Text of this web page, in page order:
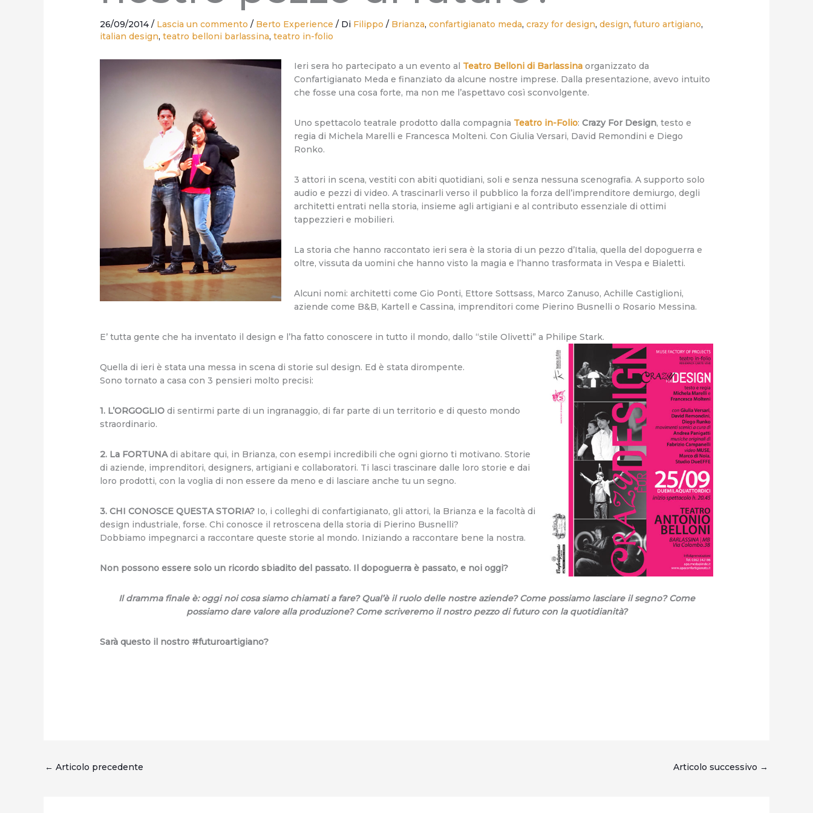
26/09/2014/ Lascia un commento / Berto Experience / Di Filippo/ Brianza,confartigianato meda,crazy for design,design,futuro artigiano,
italian design,teatro belloni barlassina,teatro in-folio
Ieri sera ho partecipato a un evento al Teatro Belloni di Barlassina organizzato da
Confartigianato Meda e finanziato da alcune nostre imprese. Dalla presentazione, avevo intuito
che fosse una cosa forte, ma non me l’aspettavo così sconvolgente.
Uno spettacolo teatrale prodotto dalla compagnia Teatro in-Folio:Crazy For Design, testo e
regia di Michela Marelli e Francesca Molteni. Con Giulia Versari, David Remondini e Diego
Ronko.
3 attori in scena, vestiti con abiti quotidiani, soli e senza nessuna scenografia. A supporto solo
audio e pezzi di video. A trascinarli verso il pubblico la forza dell’imprenditore demiurgo, degli
architetti entrati nella storia, insieme agli artigiani e al contributo essenziale di ottimi
tappezzieri e mobilieri.
La storia che hanno raccontato ieri sera è la storia di un pezzo d’Italia, quella del dopoguerra e
oltre, vissuta da uomini che hanno visto la magia e l’hanno trasformata in Vespa e Bialetti.
Alcuni nomi: architetti come Gio Ponti, Ettore Sottsass, Marco Zanuso, Achille Castiglioni,
aziende come B&B, Kartell e Cassina, imprenditori come Pierino Busnelli o Rosario Messina.
E’ tutta gente che ha inventato il design e l’ha fatto conoscere in tutto il mondo, dallo “stile Olivetti” a Philipe Stark.
Quella di ieri è stata una messa in scena di storie sul design. Ed è stata dirompente.
Sono tornato a casa con 3 pensieri molto precisi:
1. L’ORGOGLIO di sentirmi parte di un ingranaggio, di far parte di un territorio e di questo mondo
straordinario.
2. La FORTUNAdi abitare qui, in Brianza, con esempi incredibili che ogni giorno ti motivano. Storie
di aziende, imprenditori, designers, artigiani e collaboratori. Ti lasci trascinare dalle loro storie e dai
loro prodotti, con la voglia di non essere da meno e di lasciare anche tu un segno.
3. CHI CONOSCE QUESTA STORIA? Io, i colleghi di confartigianato, gli attori, la Brianza e la facoltà di
design industriale, forse. Chi conosce il retroscena della storia di Pierino Busnelli?
Dobbiamo impegnarci a raccontare queste storie al mondo. Iniziando a raccontare bene la nostra.
Non possono essere solo un ricordo sbiadito del passato. Il dopoguerra è passato, e noi oggi?
Il dramma finale è: oggi noi cosa siamo chiamati a fare? Qual’è il ruolo delle nostre aziende? Come possiamo lasciare il segno? Come
possiamo dare valore alla produzione? Come scriveremo il nostro pezzo di futuro con la quotidianità?
Sarà questo il nostro #futuroartigiano?
← Articolo precedente Articolo successivo →